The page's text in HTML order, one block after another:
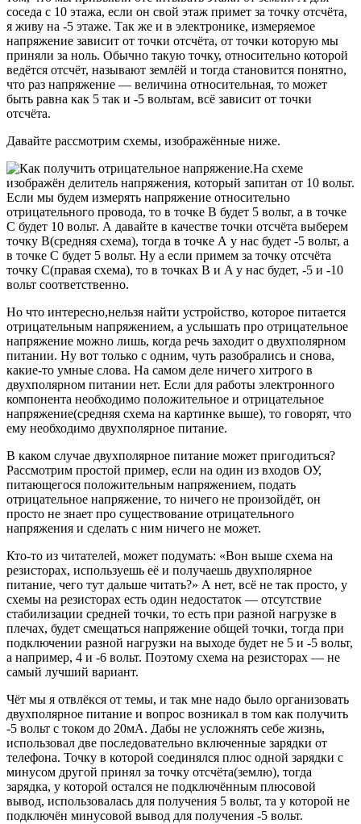
соседа с 10 этажа, если он свой этаж примет за точку отсчёта,
я живу на -5 этаже. Так же и в электронике, измеряемое
напряжение зависит от точки отсчёта, от точки которую мы
приняли за ноль. Обычно такую точку, относительно которой
ведётся отсчёт, называют землёй и тогда становится понятно,
что раз напряжение — величина относительная, то может
быть равна как 5 так и -5 вольтам, всё зависит от точки
отсчёта.
Давайте рассмотрим схемы, изображённые ниже.
На схеме
изображён делитель напряжения, который запитан от 10 вольт.
Если мы будем измерять напряжение относительно
отрицательного провода, то в точке B будет 5 вольт, а в точке
С будет 10 вольт. А давайте в качестве точки отсчёта выберем
точку B(средняя схема), тогда в точке А у нас будет -5 вольт, а
в точке С будет 5 вольт. Ну а если примем за точку отсчёта
точку С(правая схема), то в точках B и A у нас будет, -5 и -10
вольт соответственно.
Но что интересно,нельзя найти устройство, которое питается
отрицательным напряжением, а услышать про отрицательное
напряжение можно лишь, когда речь заходит о двухполярном
питании. Ну вот только с одним, чуть разобрались и снова,
какие-то умные слова. На самом деле ничего хитрого в
двухполярном питании нет. Если для работы электронного
компонента необходимо положительное и отрицательное
напряжение(средняя схема на картинке выше), то говорят, что
ему необходимо двухполярное питание.
В каком случае двухполярное питание может пригодиться?
Рассмотрим простой пример, если на один из входов ОУ,
питающегося положительным напряжением, подать
отрицательное напряжение, то ничего не произойдёт, он
просто не знает про существование отрицательного
напряжения и сделать с ним ничего не может.
Кто-то из читателей, может подумать: «Вон выше схема на
резисторах, используешь её и получаешь двухполярное
питание, чего тут дальше читать?» А нет, всё не так просто, у
схемы на резисторах есть один недостаток — отсутствие
стабилизации средней точки, то есть при разной нагрузке в
плечах, будет смещаться напряжение общей точки, тогда при
подключении разной нагрузки на выходе будет не 5 и -5 вольт,
а например, 4 и -6 вольт. Поэтому схема на резисторах — не
самый лучший вариант.
Чёт мы я отвлёкся от темы, и так мне надо было организовать
двухполярное питание и вопрос возникал в том как получить
-5 вольт с током до 20мА. Дабы не усложнять себе жизнь,
использовал две последовательно включенные зарядки от
телефона. Точку в которой соединялся плюс одной зарядки с
минусом другой принял за точку отсчёта(землю), тогда
зарядка, у которой остался не подключённым плюсовой
вывод, использовалась для получения 5 вольт, та у которой не
подключён минусовой вывод для получения -5 вольт.